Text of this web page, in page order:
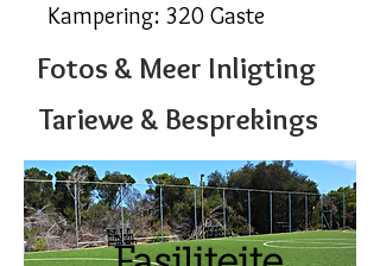
Kampering: 320 Gaste
Fotos & Meer Inligting
Tariewe & Besprekings